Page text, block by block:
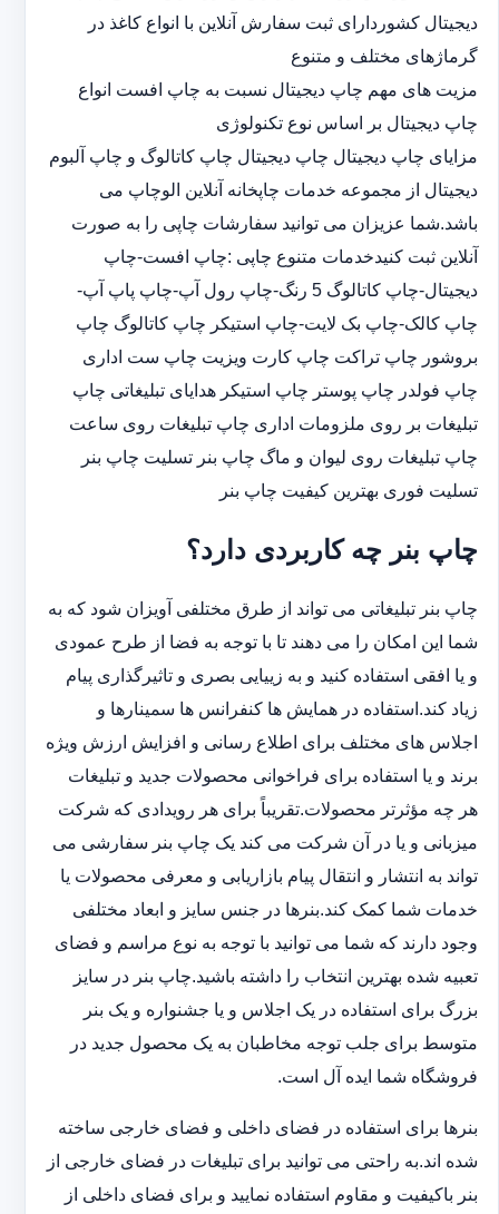
دیجیتال کشوردارای ثبت سفارش آنلاین با انواع کاغذ در
گرماژهای مختلف و متنوع
مزیت های مهم چاپ دیجیتال نسبت به چاپ افست انواع
چاپ دیجیتال بر اساس نوع تکنولوژی
مزایای چاپ دیجیتال چاپ دیجیتال چاپ کاتالوگ و چاپ آلبوم
دیجیتال از مجموعه خدمات چاپخانه آنلاین الوچاپ می
باشد.شما عزیزان می توانید سفارشات چاپی را به صورت
آنلاین ثبت کنیدخدمات متنوع چاپی :چاپ افست-چاپ
دیجیتال-چاپ کاتالوگ 5 رنگ-چاپ رول آپ-چاپ پاپ آپ-
چاپ کالک-چاپ بک لایت-چاپ استیکر چاپ کاتالوگ چاپ
بروشور چاپ تراکت چاپ کارت ویزیت چاپ ست اداری
چاپ فولدر چاپ پوستر چاپ استیکر هدایای تبلیغاتی چاپ
تبلیغات بر روی ملزومات اداری چاپ تبلیغات روی ساعت
چاپ تبلیغات روی لیوان و ماگ چاپ بنر تسلیت چاپ بنر
تسلیت فوری بهترین کیفیت چاپ بنر
چاپ بنر چه کاربردی دارد؟
چاپ بنر تبلیغاتی می تواند از طرق مختلفی آویزان شود که به
شما این امکان را می دهند تا با توجه به فضا از طرح عمودی
و یا افقی استفاده کنید و به زییایی بصری و تاثیرگذاری پیام
زیاد کند.استفاده در همایش ها کنفرانس ها سمینارها و
اجلاس های مختلف برای اطلاع رسانی و افزایش ارزش ویژه
برند و یا استفاده برای فراخوانی محصولات جدید و تبلیغات
هر چه مؤثرتر محصولات.تقریباً برای هر رویدادی که شرکت
میزبانی و یا در آن شرکت می کند یک چاپ بنر سفارشی می
تواند به انتشار و انتقال پیام بازاریابی و معرفی محصولات یا
خدمات شما کمک کند.بنرها در جنس سایز و ابعاد مختلفی
وجود دارند که شما می توانید با توجه به نوع مراسم و فضای
تعبیه شده بهترین انتخاب را داشته باشید.چاپ بنر در سایز
بزرگ برای استفاده در یک اجلاس و یا جشنواره و یک بنر
متوسط برای جلب توجه مخاطبان به یک محصول جدید در
فروشگاه شما ایده آل است.
بنرها برای استفاده در فضای داخلی و فضای خارجی ساخته
شده اند.به راحتی می توانید برای تبلیغات در فضای خارجی از
بنر باکیفیت و مقاوم استفاده نمایید و برای فضای داخلی از